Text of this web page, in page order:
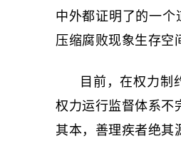
中外都证明了的一
压缩腐败现象生存空
目前，在权力制
权力运行监督体系不
其本，善理疾者绝其